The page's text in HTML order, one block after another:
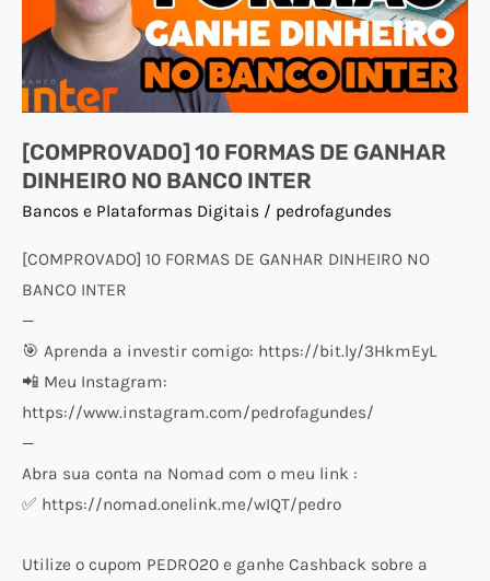
[COMPROVADO] 10 FORMAS DE GANHAR
DINHEIRO NO BANCO INTER
Bancos e Plataformas Digitais / pedrofagundes
[COMPROVADO] 10 FORMAS DE GANHAR DINHEIRO NO
BANCO INTER
—
🎯 Aprenda a investir comigo: https://bit.ly/3HkmEyL
📲 Meu Instagram:
https://www.instagram.com/pedrofagundes/
—
Abra sua conta na Nomad com o meu link :
✅ https://nomad.onelink.me/wIQT/pedro
Utilize o cupom PEDRO20 e ganhe Cashback sobre a
DINHEIRO
NO
BANCO